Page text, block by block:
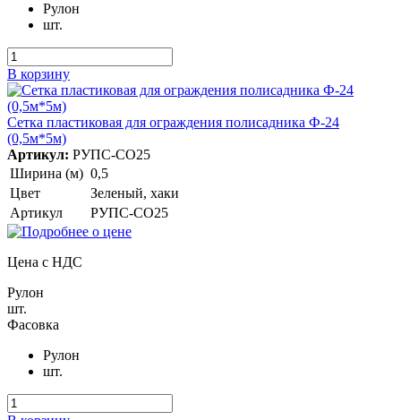
Рулон
шт.
В корзину
Сетка пластиковая для ограждения полисадника Ф-24
(0,5м*5м)
Артикул: РУПС-СО25
Ширина (м) 0,5
Цвет
Зеленый, хаки
Артикул
РУПС-СО25
Цена с НДС
Рулон
шт.
Фасовка
Рулон
шт.